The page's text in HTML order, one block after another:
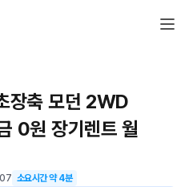
장축 모던 2WD
0원 장기렌트 월
소요시간 약4분